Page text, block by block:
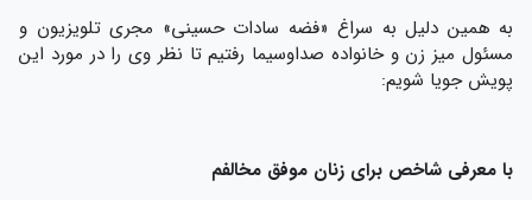
به همین دلیل به سراغ «فضه سادات حسینی» مجری تلویزیون و
مسئول میز زن و خانواده صداوسیما رفتیم تا نظر وی را در مورد این
پویش جویا شویم:
با معرفی شاخص برای زنان موفق مخالفم